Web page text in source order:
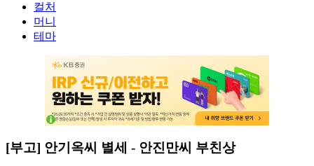
컬처
머니
테마
[부고] 안기옥씨 별세 - 안진만씨 부친상